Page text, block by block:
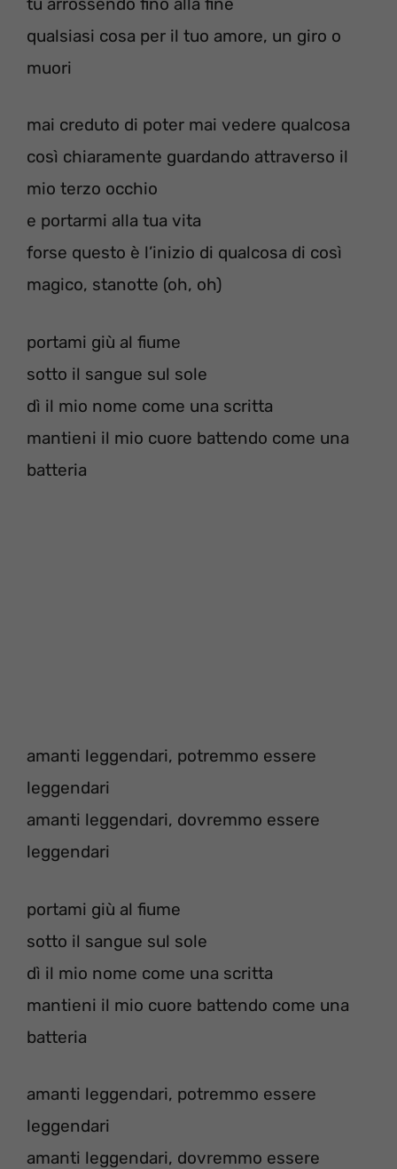
qualsiasi cosa per il tuo amore, un giro o
muori
mai creduto di poter mai vedere qualcosa
così chiaramente guardando attraverso il
mio terzo occhio
e portarmi alla tua vita
forse questo è l’inizio di qualcosa di così
magico, stanotte (oh, oh)
portami giù al fiume
sotto il sangue sul sole
dì il mio nome come una scritta
mantieni il mio cuore battendo come una
batteria
amanti leggendari, potremmo essere
leggendari
amanti leggendari, dovremmo essere
leggendari
portami giù al fiume
sotto il sangue sul sole
dì il mio nome come una scritta
mantieni il mio cuore battendo come una
batteria
amanti leggendari, potremmo essere
leggendari
amanti leggendari, dovremmo essere